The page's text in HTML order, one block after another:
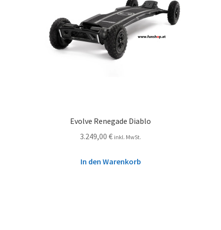
Evolve Renegade Diablo
3.249,00 € inkl. MwSt.
In den Warenkorb